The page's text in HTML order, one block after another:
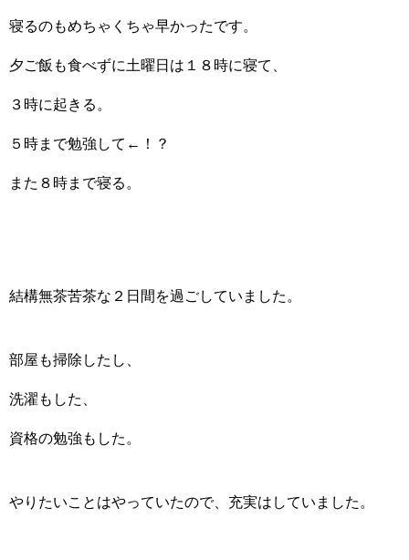
寝るのもめちゃくちゃ早かったです。
夕ご飯も食べずに土曜日は１８時に寝て、
３時に起きる。
５時まで勉強して←！？
また８時まで寝る。
結構無茶苦茶な２日間を過ごしていました。
部屋も掃除したし、
洗濯もした、
資格の勉強もした。
やりたいことはやっていたので、充実はしていました。